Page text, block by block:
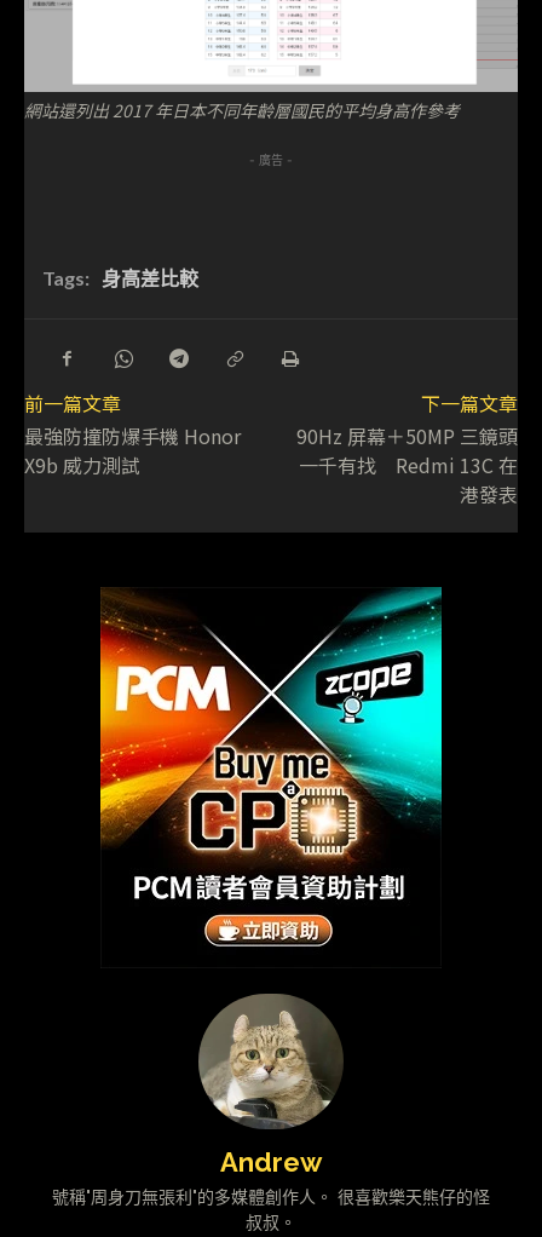
網站還列出 2017 年日本不同年齡層國民的平均身高作參考
- 廣告 -
Tags: 身高差比較
前一篇文章
最強防撞防爆手機 Honor
X9b 威力測試
下一篇文章
90Hz 屏幕＋50MP 三鏡頭
一千有找 Redmi 13C 在
港發表
Andrew
號稱"周身刀無張利"的多媒體創作人。 很喜歡樂天熊仔的怪
叔叔。